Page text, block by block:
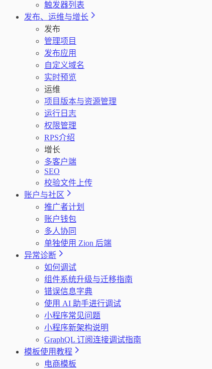
触发器列表
发布、运维与增长
发布
管理项目
发布应用
自定义域名
实时预览
运维
项目版本与资源管理
运行日志
权限管理
RPS介绍
增长
多客户端
SEO
校验文件上传
账户与社区
推广者计划
账户钱包
多人协同
单独使用 Zion 后端
异常诊断
如何调试
组件系统升级与迁移指南
错误信息字典
使用 AI 助手进行调试
小程序常见问题
小程序新架构说明
GraphQL 订阅连接调试指南
模板使用教程
电商模板